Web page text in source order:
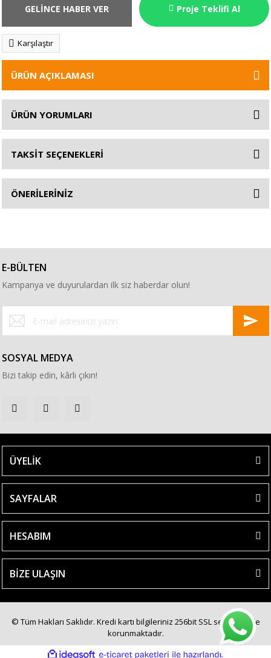
GELİNCE HABER VER Proje Teklifi Al
Karşılaştır
ÜRÜN AÇIKLAMASI
ÜRÜN YORUMLARI
TAKSİT SEÇENEKLERİ
ÖNERİLERİNİZ
E-BÜLTEN
Kampanya ve duyurulardan ilk siz haberdar olun!
SOSYAL MEDYA
Bizi takip edin, kârlı çıkın!
ÜYELİK
SAYFALAR
HESABIM
BİZE ULAŞIN
© Tüm Hakları Saklıdır. Kredi kartı bilgileriniz 256bit SSL sertifikası ile
korunmaktadır.
ideasoft e-